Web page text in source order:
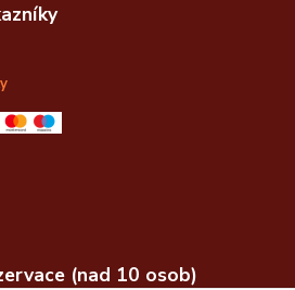
(nad 10 osob)